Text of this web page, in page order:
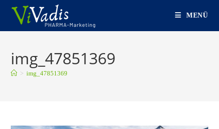
Zum
springen
MENÜ
img_47851369
> img_47851369